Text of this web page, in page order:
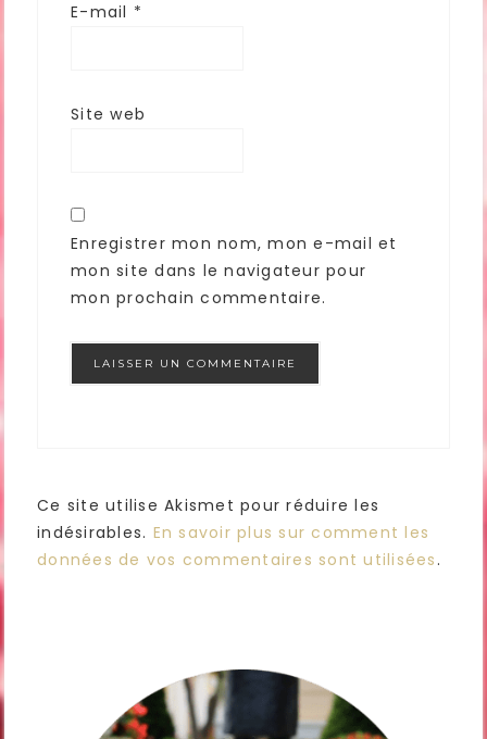
E-mail *
Site web
Enregistrer mon nom, mon e-mail et
mon site dans le navigateur pour
mon prochain commentaire.
Ce site utilise Akismet pour réduire les
indésirables. En savoir plus sur comment les
données de vos commentaires sont utilisées .